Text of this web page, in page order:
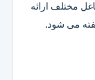
مختلف ارائه
می شود.